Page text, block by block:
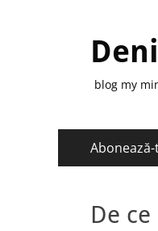
blog my
Primary
Menu
De